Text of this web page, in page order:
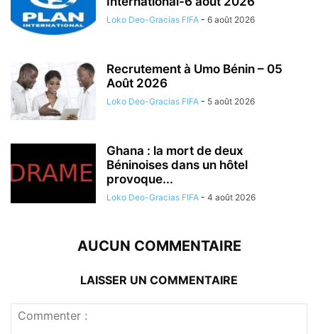
Loko Deo-Gracias FIFA - 6 août 2026
Recrutement à Umo Bénin – 05
Août 2026
Loko Deo-Gracias FIFA - 5 août 2026
Ghana : la mort de deux
Béninoises dans un hôtel
provoque...
Loko Deo-Gracias FIFA - 4 août 2026
AUCUN COMMENTAIRE
LAISSER UN COMMENTAIRE